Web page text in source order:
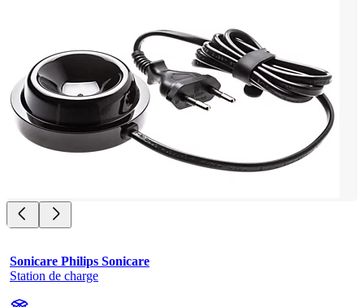
Sonicare Philips Sonicare
Station de charge